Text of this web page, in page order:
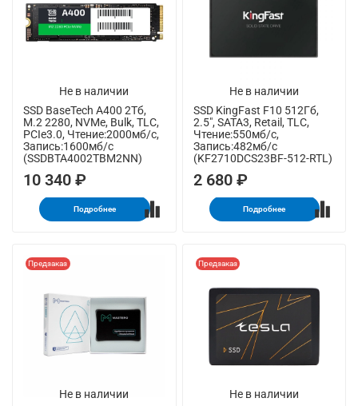
Не в наличии
SSD BaseTech A400 2Тб,
M.2 2280, NVMe, Bulk, TLC,
PCIe3.0, Чтение:2000мб/с,
Запись:1600мб/с
(SSDBTA4002TBM2NN)
10 340 ₽
Подробнее
Не в наличии
SSD KingFast F10 512Гб,
2.5", SATA3, Retail, TLC,
Чтение:550мб/с,
Запись:482мб/с
(KF2710DCS23BF-512-RTL)
2 680 ₽
Подробнее
Не в наличии
Предзаказ
Не в наличии
Предзаказ